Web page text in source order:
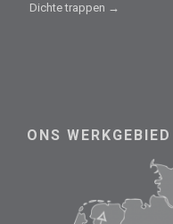
Dichte trappen →
ONS WERKGEBIED